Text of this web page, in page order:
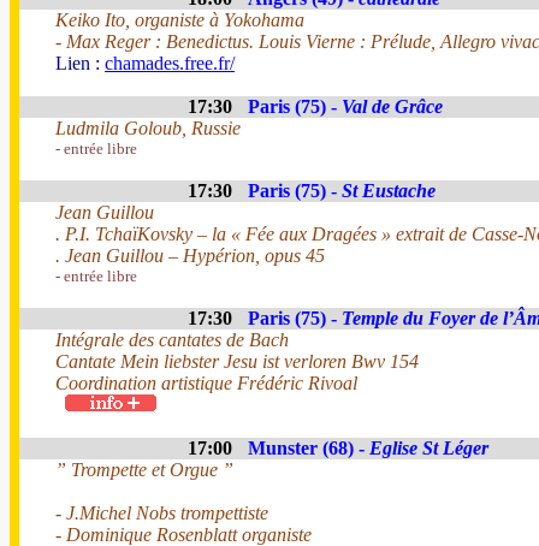
Keiko Ito, organiste à Yokohama
- Max Reger : Benedictus. Louis Vierne : Prélude, Allegro
Lien : chamades.free.fr/
17:30 Paris (75) - Val de Grâce
Ludmila Goloub, Russie
- entrée libre
17:30 Paris (75) - St Eustache
Jean Guillou
. P.I. TchaïKovsky – la « Fée aux Dragées » extrait de Casse-
. Jean Guillou – Hypérion, opus 45
- entrée libre
17:30 Paris (75) - Temple du Foyer de
Intégrale des cantates de Bach
Cantate Mein liebster Jesu ist verloren Bwv 154
Coordination artistique Frédéric Rivoal
17:00 Munster (68) - Eglise St Léger
” Trompette et Orgue ”
- J.Michel Nobs trompettiste
- Dominique Rosenblatt organiste